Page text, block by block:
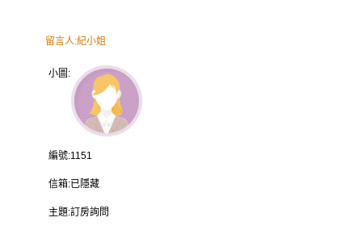
留言人:紀小姐
小圖:
編號:1151
信箱:已隱藏
主題:訂房詢問